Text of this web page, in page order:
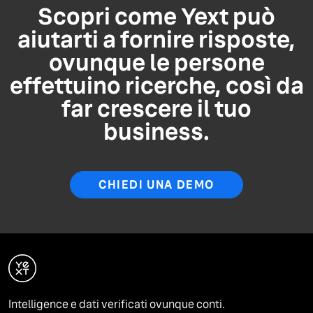
Scopri come Yext può
aiutarti a fornire risposte,
ovunque le persone
effettuino ricerche, così da
far crescere il tuo
business.
CHIEDI UNA DEMO
Intelligence e dati verificati ovunque conti.